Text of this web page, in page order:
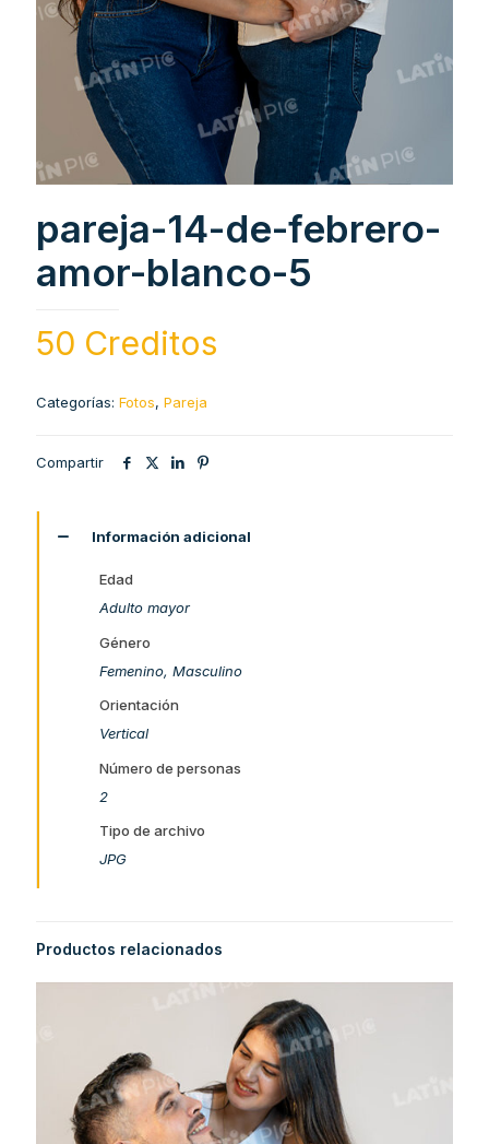
pareja-14-de-febrero-
amor-blanco-5
50 Creditos
Categorías: Fotos, Pareja
Compartir
Información adicional
Edad
Adulto mayor
Género
Femenino, Masculino
Orientación
Vertical
Número de personas
2
Tipo de archivo
JPG
Productos relacionados